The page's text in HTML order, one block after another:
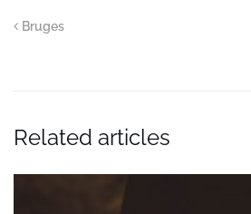
Bruges
Related articles